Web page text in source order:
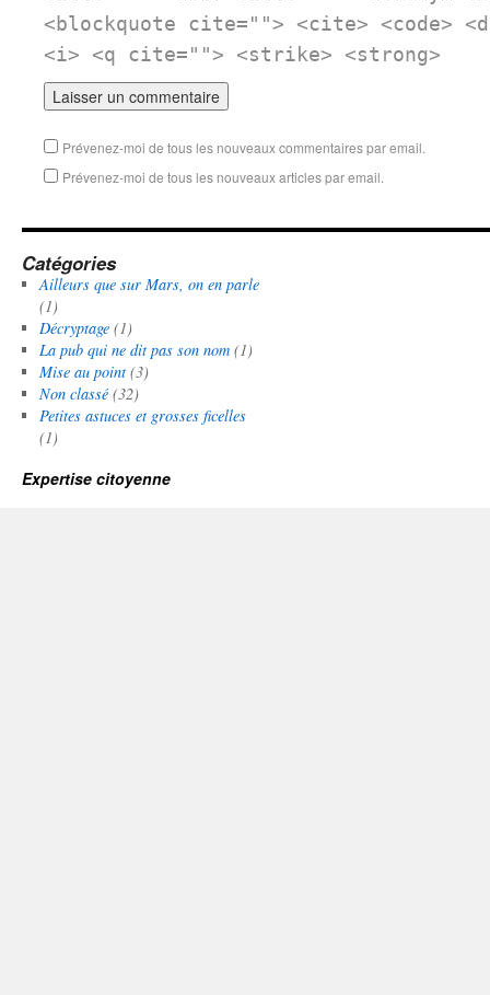
<blockquote cite=""> <cite> <code>
<i> <q cite=""> <strike> <strong>
Prévenez-moi de tous les nouveaux commentaires par email.
Prévenez-moi de tous les nouveaux articles par email.
Catégories
Ailleurs que sur Mars, on en parle
(1)
Décryptage(1)
La pub qui ne dit pas son nom(1)
Mise au point(3)
Non classé(32)
Petites astuces et grosses ficelles
(1)
Expertise citoyenne